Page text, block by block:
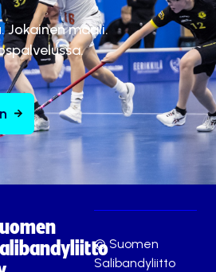
Jokainen maali.
© Suomen
Salibandyliitto